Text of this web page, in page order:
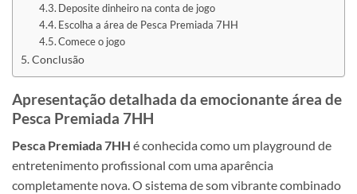
Deposite dinheiro na conta de jogo
Escolha a área de Pesca Premiada 7HH
Comece o jogo
Conclusão
Apresentação detalhada da emocionante área de
Pesca Premiada 7HH
Pesca Premiada 7HH é conhecida como um playground de
entretenimento profissional com uma aparência
completamente nova. O sistema de som vibrante combinado